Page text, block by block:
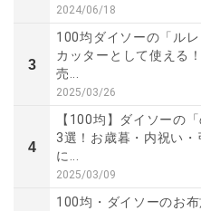
2024/06/18
3
100均ダイソーの「ル
カッターとして使える
売...
2025/03/26
4
【100均】ダイソーの
3選！お歳暮・内祝い
に...
2025/03/09
100均・ダイソーのお